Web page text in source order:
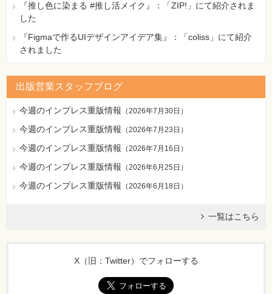
『推し色に染まる #推し活メイク』：「ZIP!」にて紹介されま
した
『Figmaで作るUIデザインアイデア集』：「coliss」にて紹介
されました
出版営業スタッフブログ
今週のインプレス重版情報 （2026年7月30日 ）
今週のインプレス重版情報 （2026年7月23日 ）
今週のインプレス重版情報 （2026年7月16日 ）
今週のインプレス重版情報 （2026年6月25日 ）
今週のインプレス重版情報 （2026年6月18日 ）
一覧はこちら
X（旧：Twitter）でフォローする